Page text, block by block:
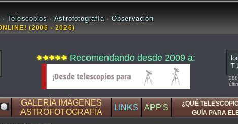
Telescopios · Astrofotografía · Observación
(2006 - 2026)
Recomendando desde 2009 a:
GALERÍA IMÁGENES
ASTROFOTOGRAFÍA
LINKS APP'S
¿QUÉ
GUÍA PARA